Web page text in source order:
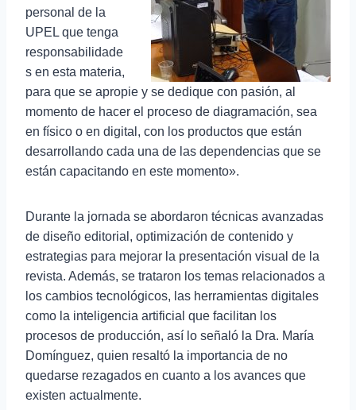
personal de la
UPEL que tenga
responsabilidade
s en esta materia,
para que se apropie y se dedique con pasión, al
momento de hacer el proceso de diagramación, sea
en físico o en digital, con los productos que están
desarrollando cada una de las dependencias que se
están capacitando en este momento».
Durante la jornada se abordaron técnicas avanzadas
de diseño editorial, optimización de contenido y
estrategias para mejorar la presentación visual de la
revista. Además, se trataron los temas relacionados a
los cambios tecnológicos, las herramientas digitales
como la inteligencia artificial que facilitan los
procesos de producción, así lo señaló la Dra. María
Domínguez, quien resaltó la importancia de no
quedarse rezagados en cuanto a los avances que
existen actualmente.